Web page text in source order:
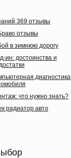
369 отзывы
отзывы
в зимнюю дорогу
ин: достоинства и
диагностика
что нужно знать?
радиатор авто